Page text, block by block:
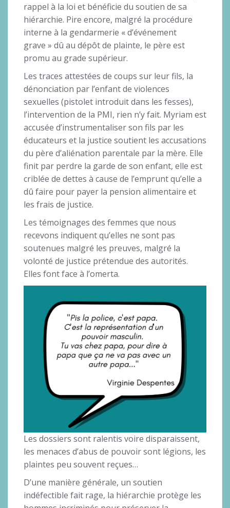
rappel à la loi et bénéficie du soutien de sa
hiérarchie. Pire encore, malgré la procédure
interne à la gendarmerie « d’événement
grave » dû au dépôt de plainte, le père est
promu au grade supérieur.
Les traces attestées de coups sur leur fils, la
dénonciation par l’enfant de violences
sexuelles (pistolet introduit dans les fesses),
l’intervention de la PMI, rien n’y fait. Myriam est
accusée d’instrumentaliser son fils par les
éducateurs et la justice soutient les accusations
du père d’aliénation parentale par la mère. Elle
finit par perdre la garde de son enfant, elle est
criblée de dettes à cause de l’emprunt qu’elle a
dû faire pour payer la pension alimentaire et
les frais de justice.
Les témoignages des femmes que nous
recevons indiquent qu’elles ne sont pas
soutenues malgré les preuves, malgré la
volonté de justice prétendue des autorités.
Elles font face à l’omerta.
Les dossiers sont ralentis voire disparaissent,
les menaces d’abus de pouvoir sont légions, les
plaintes peu souvent reçues…
D’une manière générale, un soutien
indéfectible fait rage, la hiérarchie protège les